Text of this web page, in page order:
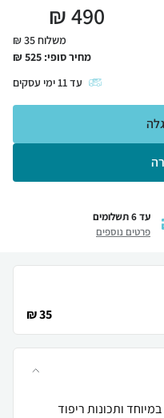
490
₪
משלוח 35 ₪
מחיר סופי: 525
₪
עד11 ימי עסקים
עד 6 תשלומים
פרטים נוספים
35 ₪
ותכונות ריפוד